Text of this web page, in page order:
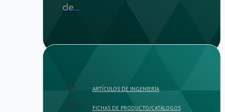
de...
ARTÍCULOS DE INGENIERÍA
FICHAS DE PRODUCTO/CATÁLOGOS